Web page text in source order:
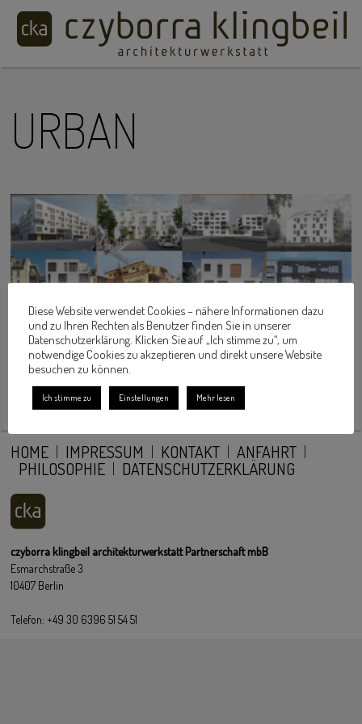
URBAN
HOME IMPRESSUM KONTAKT
ANFAHRT
PHILOSOPHIE
DATENSCHUTZERKLÄRUNG
czyborra klingbeil architekturwerkstatt Partnerschaft mbB
Esmarchstraße 3
10407 Berlin
Telefon: +49 30 6396 51 54 51
Diese Website verwendet Cookies – nähere Informationen dazu
und zu Ihren Rechten als Benutzer finden Sie in unserer
Datenschutzerklärung. Klicken Sie auf „Ich stimme zu“, um
notwendige Cookies zu akzeptieren und direkt unsere Website
besuchen zu können.
Ich stimme zu Einstellungen Mehr lesen